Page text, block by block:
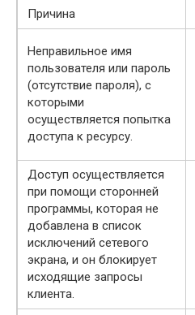
Причина
Неправильное имя
пользователя или пароль
(отсутствие пароля), с
которыми
осуществляется попытка
доступа к ресурсу.
Доступ осуществляется
при помощи сторонней
программы, которая не
добавлена в список
исключений сетевого
экрана, и он блокирует
исходящие запросы
клиента.